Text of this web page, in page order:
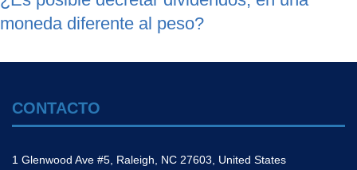
moneda diferente al peso?
CONTACTO
1 Glenwood Ave #5, Raleigh, NC 27603, United States